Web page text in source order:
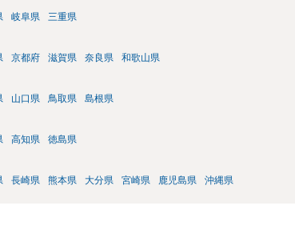
岐阜県 三重県
京都府 滋賀県 奈良県 和歌山県
山口県 鳥取県 島根県
高知県 徳島県
長崎県 熊本県 大分県 宮崎県 鹿児島県 沖縄県